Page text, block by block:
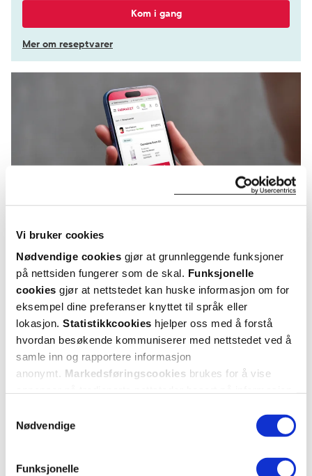
Vi bruker cookies
Nødvendige cookies gjør at grunnleggende funksjoner
på nettsiden fungerer som de skal. Funksjonelle
cookies gjør at nettstedet kan huske informasjon om for
eksempel dine preferanser knyttet til språk eller
lokasjon. Statistikkcookies hjelper oss med å forstå
hvordan besøkende kommuniserer med nettstedet ved å
samle inn og rapportere informasjon
anonymt. Markedsføringscookies brukes for å vise
Nødvendige
Funksjonelle
Kom i gang
Mer om reseptvarer
KUNDEANMELDELSER
4 anmeldelser
4 stjerner 0
3 stjerner 0